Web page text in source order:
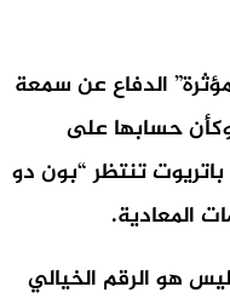
الدفاع عن سمعة
حسابها على
تنتظر “بون دو
المعادية.
هو الرقم الخيالي